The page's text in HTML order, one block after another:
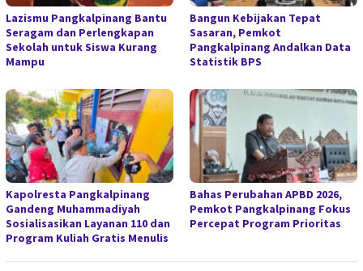
Lazismu Pangkalpinang Bantu
Seragam dan Perlengkapan
Sekolah untuk Siswa Kurang
Mampu
Bangun Kebijakan Tepat
Sasaran, Pemkot
Pangkalpinang Andalkan Data
Statistik BPS
Kapolresta Pangkalpinang
Gandeng Muhammadiyah
Sosialisasikan Layanan 110 dan
Program Kuliah Gratis Menulis
Bahas Perubahan APBD 2026,
Pemkot Pangkalpinang Fokus
Percepat Program Prioritas